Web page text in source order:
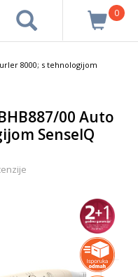
0
8000; s tehnologijom
00 Auto
SenseIQ